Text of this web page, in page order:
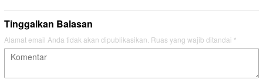
Tinggalkan Balasan
Alamat email Anda tidak akan dipublikasikan. Ruas yang wajib ditandai *